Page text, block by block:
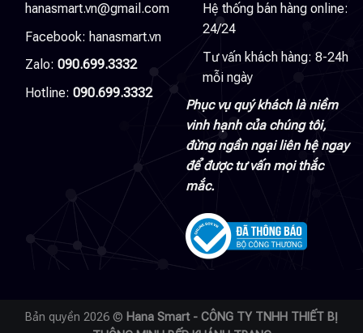
hanasmart.vn@gmail.com
Facebook: hanasmart.vn
Zalo: 090.699.3332
Hotline: 090.699.3332
Hệ thống bán hàng online:
24/24
Tư vấn khách hàng: 8-24h
mỗi ngày
Phục vụ quý khách là niềm
vinh hạnh của chúng tôi,
đừng ngần ngại liên hệ ngay
để được tư vấn mọi thắc
mắc.
Bản quyền 2026 © Hana Smart - CÔNG TY TNHH THIẾT BỊ